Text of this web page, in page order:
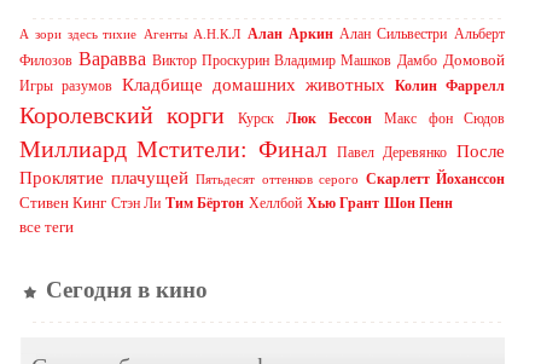
А зори здесь тихие Агенты А.Н.К.Л Алан Аркин Алан Сильвестри Альберт
Филозов Варавва Виктор Проскурин Владимир Машков Дамбо Домовой
Игры разумов Кладбище домашних животных Колин Фаррелл
Королевский корги Курск Люк Бессон Макс фон Сюдов
Миллиард Мстители: Финал Павел Деревянко После
Проклятие плачущей Пятьдесят оттенков серого Скарлетт Йоханссон
Стивен Кинг Стэн Ли Тим Бёртон Хеллбой Хью Грант Шон Пенн
все теги
Сегодня в кино